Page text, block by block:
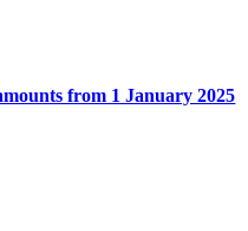
from 1 January 2025